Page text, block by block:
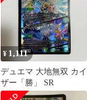
¥ 1,111
デュエマ 大地無双 カイ
ザー「勝」 SR